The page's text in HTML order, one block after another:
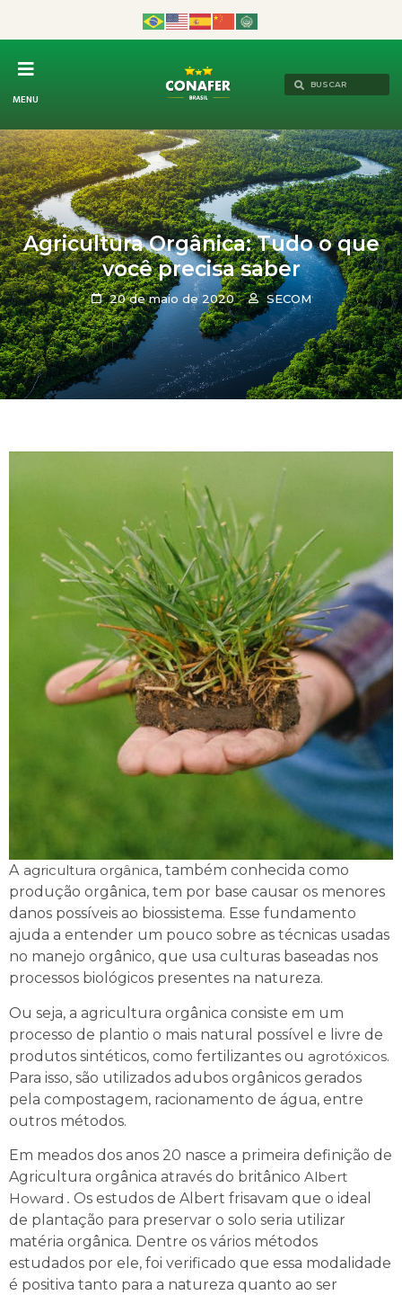
MENU
Agricultura Orgânica: Tudo o que
você precisa saber
20 de maio de 2020 SECOM
A agricultura orgânica, também conhecida como
produção orgânica, tem por base causar os menores
danos possíveis ao biossistema. Esse fundamento
ajuda a entender um pouco sobre as técnicas usadas
no manejo orgânico, que usa culturas baseadas nos
processos biológicos presentes na natureza.
Ou seja, a agricultura orgânica consiste em um
processo de plantio o mais natural possível e livre de
produtos sintéticos, como fertilizantes ou agrotóxicos.
Para isso, são utilizados adubos orgânicos gerados
pela compostagem, racionamento de água, entre
outros métodos.
Em meados dos anos 20 nasce a primeira definição de
Agricultura orgânica através do britânico Albert
Howard . Os estudos de Albert frisavam que o ideal
de plantação para preservar o solo seria utilizar
matéria orgânica. Dentre os vários métodos
estudados por ele, foi verificado que essa modalidade
é positiva tanto para a natureza quanto ao ser